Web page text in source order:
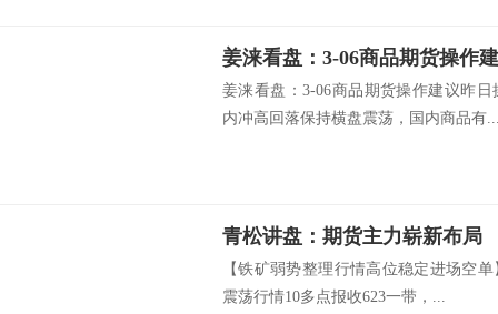
姜涞看盘：3-06商品期货操作
姜涞看盘：3-06商品期货操作建议昨
内冲高回落保持横盘震荡，国内商品有
青松讲盘：期货主力崭新布
【铁矿弱势整理行情高位稳定进场空
震荡行情10多点报收623一带，...